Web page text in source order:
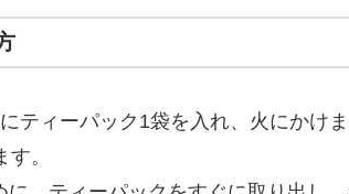
ティーパック1袋を入れ、火にかけ
。